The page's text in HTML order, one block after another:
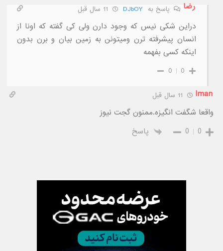
رضا
پاسخ به DJbOY
دراین شکی نیس که وجود دارن ولی کی گفته که اونا از
انسان پیشرفته ترن ومیتونن به زمین بیان و برن بدون
اینکه کسی بفهمه
0
0
Iman
واقعا شگفت انگیزه.ممنون گجت نیوز
0
0 پاسخ